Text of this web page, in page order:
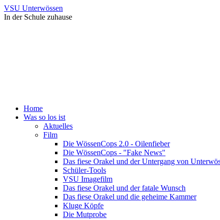
VSU Unterwössen
In der Schule zuhause
Home
Was so los ist
Aktuelles
Film
Die WössenCops 2.0 - Oilenfieber
Die WössenCops - "Fake News"
Das fiese Orakel und der Untergang von
Schüler-Tools
VSU Imagefilm
Das fiese Orakel und der fatale Wunsch
Das fiese Orakel und die geheime Kammer
Kluge Köpfe
Die Mutprobe